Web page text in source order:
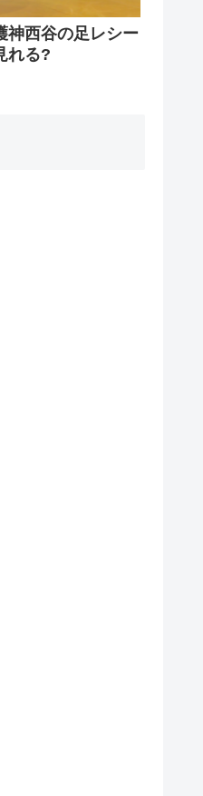
神西谷の足レシー
れる?